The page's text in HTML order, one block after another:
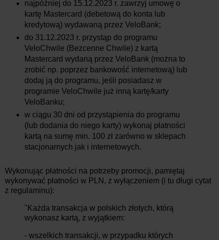
najpóźniej do 15.12.2023 r. zawrzyj umowę o
kartę Mastercard (debetową do konta lub
kredytową) wydawaną przez VeloBank;
do 31.12.2023 r. przystąp do programu
VeloChwile (Bezcenne Chwile) z kartą
Mastercard wydaną przez VeloBank (można to
zrobić np. poprzez bankowość internetową) lub
dodaj ją do programu, jeśli posiadasz w
programie VeloChwile już inną kartę/karty
VeloBanku;
w ciągu 30 dni od przystąpienia do programu
(lub dodania do niego karty) wykonaj płatności
kartą na sumę min. 100 zł zarówno w sklepach
stacjonarnych jak i internetowych.
Wykonując płatności na potrzeby promocji, pamiętaj
wykonywać płatności w PLN, z wyłączeniem (i tu długi cytat
z regulaminu):
"Każda transakcja w polskich złotych, którą
wykonasz kartą, z wyjątkiem:
- wszelkich transakcji, w przypadku których